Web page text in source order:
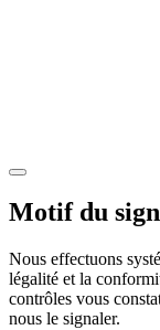
Motif du
Nous effectuons
légalité et la
contrôles vous
nous le signaler.